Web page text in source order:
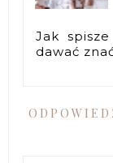
Jak
dawać